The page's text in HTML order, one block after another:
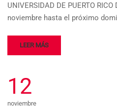
UNIVERSIDAD DE PUERTO
noviembre hasta el próximo
LEER MÁS
12
noviembre